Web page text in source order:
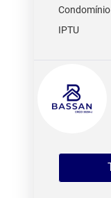
Condomínio
IPTU